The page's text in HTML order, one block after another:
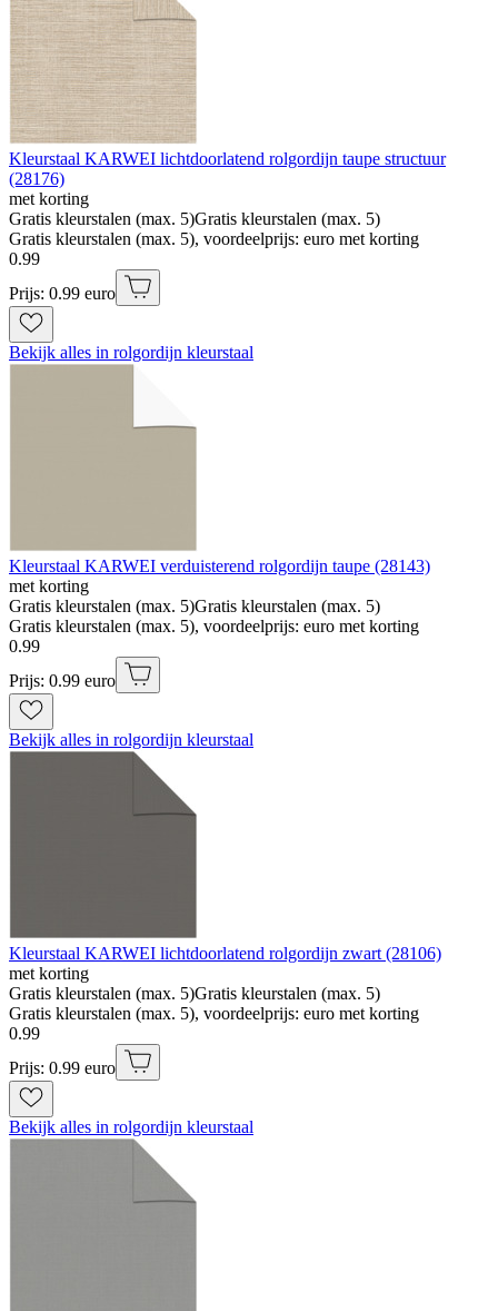
Kleurstaal KARWEI lichtdoorlatend rolgordijn taupe structuur
(28176)
met korting
Gratis kleurstalen (max. 5)Gratis kleurstalen (max. 5)
Gratis kleurstalen (max. 5), voordeelprijs: euro met korting
0.99
Prijs: 0.99 euro
Bekijk alles in rolgordijn kleurstaal
Kleurstaal KARWEI verduisterend rolgordijn taupe (28143)
met korting
Gratis kleurstalen (max. 5)Gratis kleurstalen (max. 5)
Gratis kleurstalen (max. 5), voordeelprijs: euro met korting
0.99
Prijs: 0.99 euro
Bekijk alles in rolgordijn kleurstaal
Kleurstaal KARWEI lichtdoorlatend rolgordijn zwart (28106)
met korting
Gratis kleurstalen (max. 5)Gratis kleurstalen (max. 5)
Gratis kleurstalen (max. 5), voordeelprijs: euro met korting
0.99
Prijs: 0.99 euro
Bekijk alles in rolgordijn kleurstaal